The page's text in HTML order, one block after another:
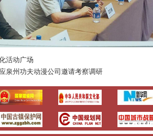
活动广场
泉州功夫动漫公司邀请考察调研